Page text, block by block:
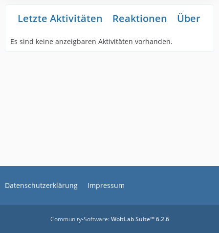
Letzte Aktivitäten Reaktionen Über
Es sind keine anzeigbaren Aktivitäten vorhanden.
Datenschutzerklärung Impressum
Community-Software:WoltLab Suite™ 6.2.6